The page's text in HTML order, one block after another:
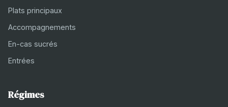
Plats principaux
Accompagnements
En-cas sucrés
Entrées
Régimes